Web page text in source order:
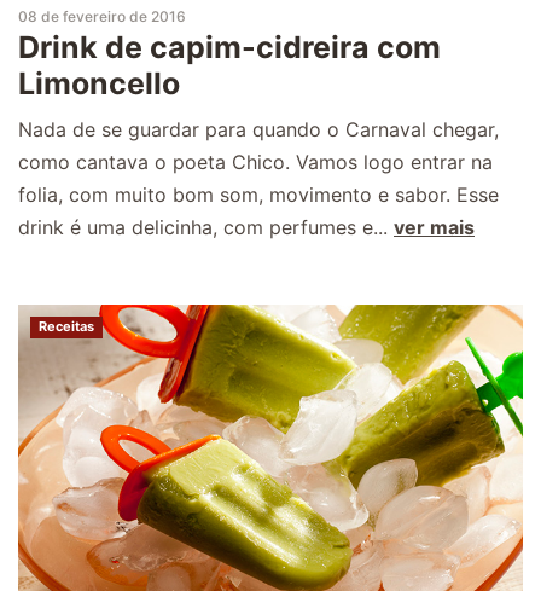
08 de fevereiro de 2016
Drink de capim-cidreira com
Limoncello
Nada de se guardar para quando o Carnaval chegar,
como cantava o poeta Chico. Vamos logo entrar na
folia, com muito bom som, movimento e sabor. Esse
drink é uma delicinha, com perfumes e... ver mais
Receitas